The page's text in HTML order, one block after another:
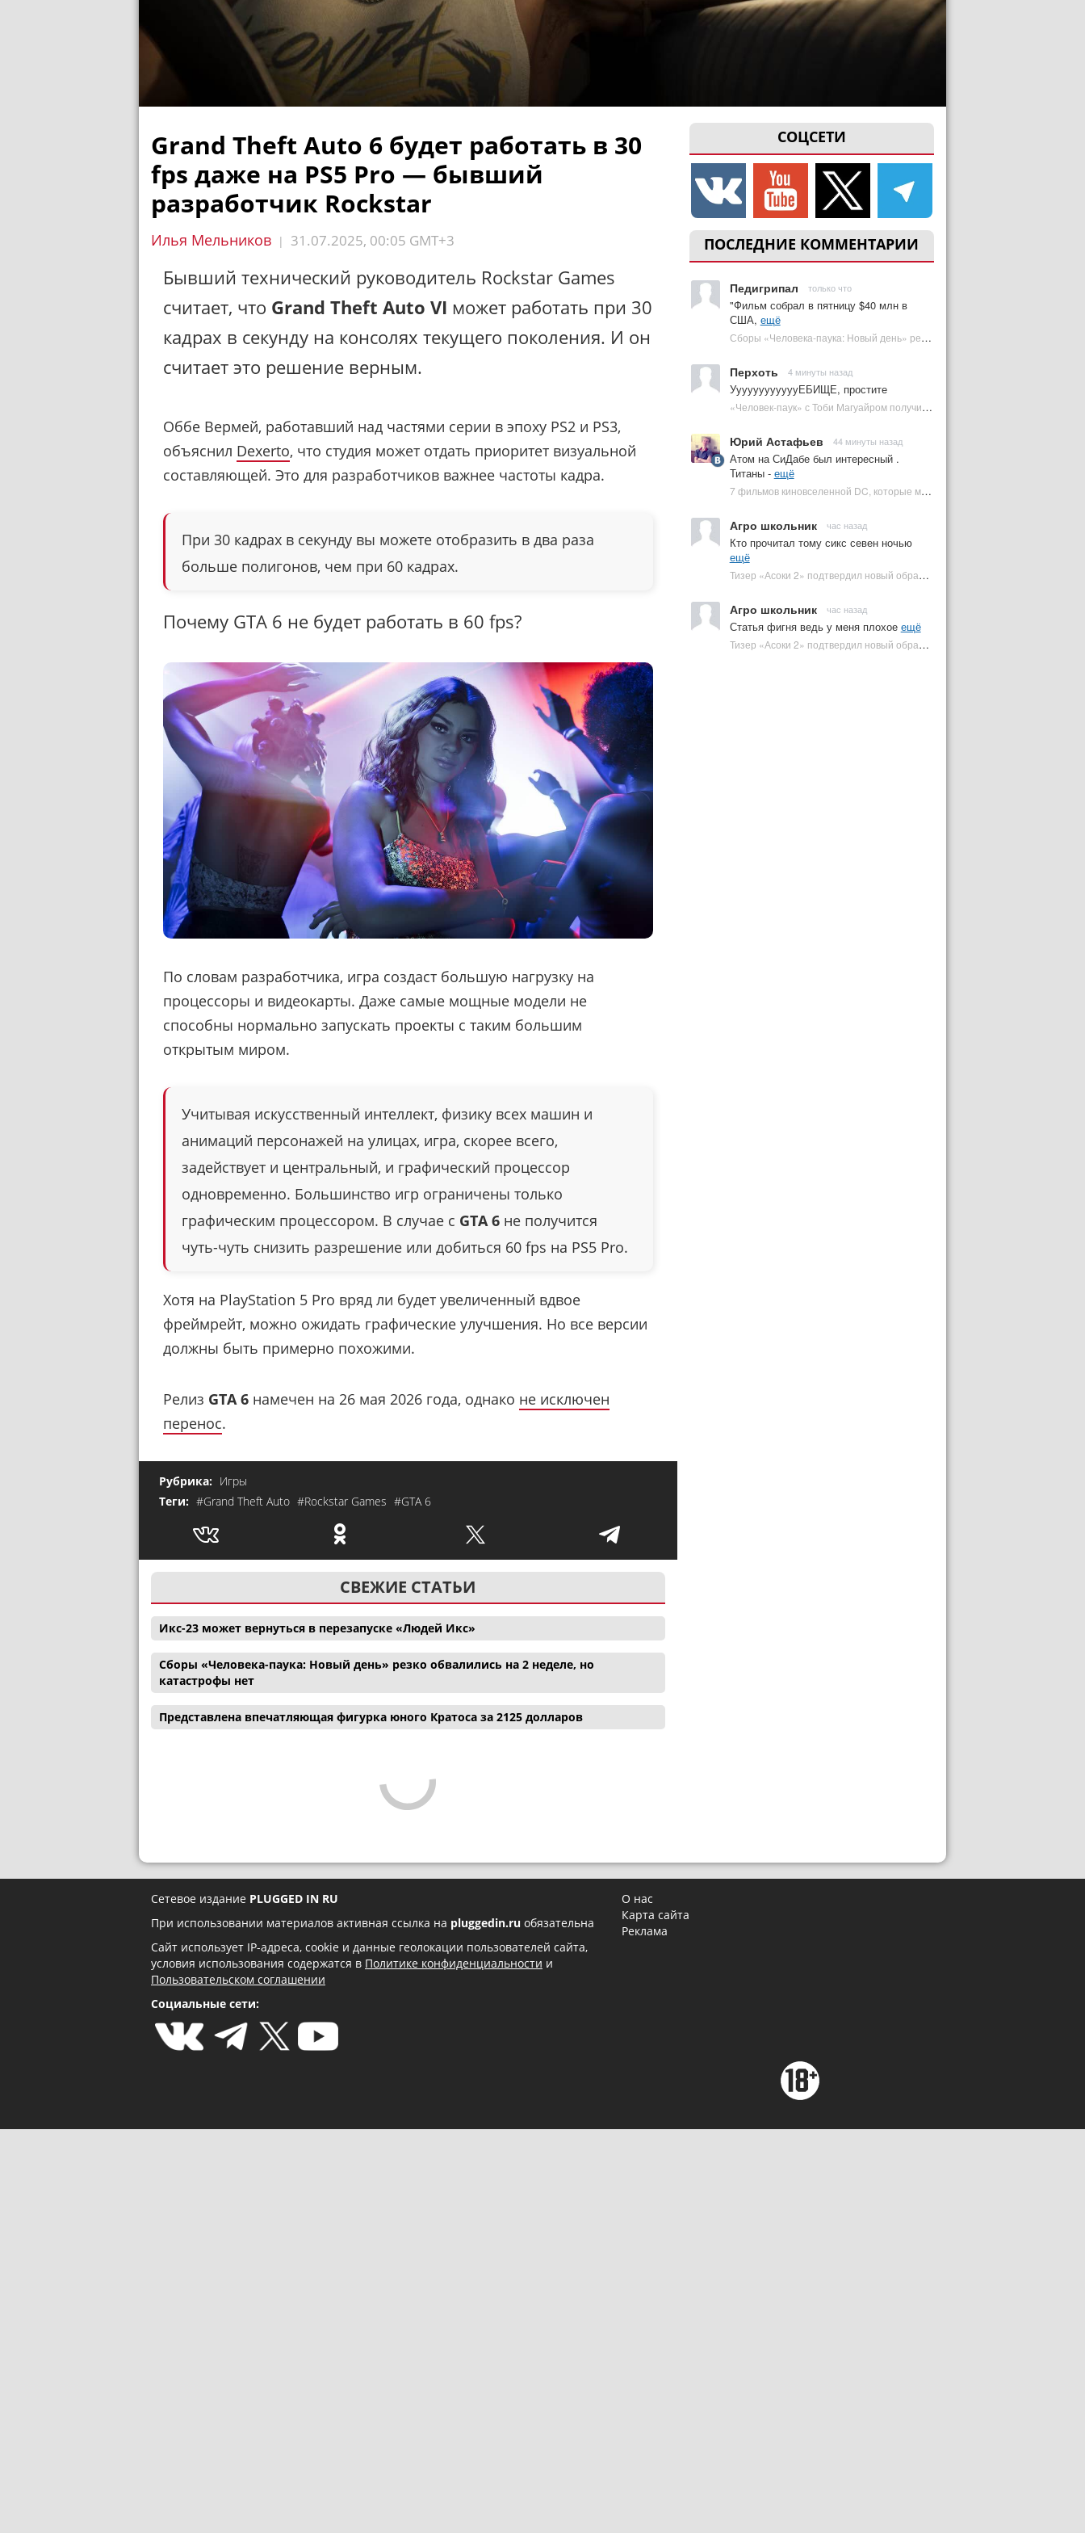
СОЦСЕТИ
ПОСЛЕДНИЕ КОММЕНТАРИИ
Педигрипал только что
"Фильм собрал в пятницу $40 млн в
США, ещё
Сборы «Человека-паука: Новый день» резко обвалились на 2 неделе, но катастрофы нет | Plugged In Ru
Перхоть 4 минуты назад
УуууууууууууЕБИЩЕ, простите
«Человек-паук» с Тоби Магуайром получил новый постер | Plugged In Ru
Юрий Астафьев 44 минуты назад
Атом на СиДабе был интересный .
Титаны - ещё
7 фильмов киновселенной DC, которые может снять Зак Снайдер | Plugged In Ru
Агро школьник час назад
Кто прочитал тому сикс севен ночью
ещё
Тизер «Асоки 2» подтвердил новый образ Энакина Скайуокера | Plugged In Ru
Агро школьник час назад
Статья фигня ведь у меня плохое ещё
Тизер «Асоки 2» подтвердил новый образ Энакина Скайуокера | Plugged In Ru
Grand Theft Auto 6 будет работать в 30
fps даже на PS5 Pro — бывший
разработчик Rockstar
Илья Мельников | 31.07.2025, 00:05 GMT+3
Бывший технический руководитель Rockstar Games
считает, что Grand Theft Auto VI может работать при 30
кадрах в секунду на консолях текущего поколения. И он
считает это решение верным.
Оббе Вермей, работавший над частями серии в эпоху PS2 и PS3,
объяснил Dexerto, что студия может отдать приоритет визуальной
составляющей. Это для разработчиков важнее частоты кадра.
При 30 кадрах в секунду вы можете отобразить в два раза
больше полигонов, чем при 60 кадрах.
Почему GTA 6 не будет работать в 60 fps?
По словам разработчика, игра создаст большую нагрузку на
процессоры и видеокарты. Даже самые мощные модели не
способны нормально запускать проекты с таким большим
открытым миром.
Учитывая искусственный интеллект, физику всех машин и
анимаций персонажей на улицах, игра, скорее всего,
задействует и центральный, и графический процессор
одновременно. Большинство игр ограничены только
графическим процессором. В случае с GTA 6 не получится
чуть-чуть снизить разрешение или добиться 60 fps на PS5 Pro.
Хотя на PlayStation 5 Pro вряд ли будет увеличенный вдвое
фреймрейт, можно ожидать графические улучшения. Но все версии
должны быть примерно похожими.
Релиз GTA 6 намечен на 26 мая 2026 года, однако не исключен
перенос.
Рубрика: Игры
Теги: #Grand Theft Auto #Rockstar Games #GTA 6
СВЕЖИЕ СТАТЬИ
Икс-23 может вернуться в перезапуске «Людей Икс»
Сборы «Человека-паука: Новый день» резко обвалились на 2 неделе, но
катастрофы нет
Представлена впечатляющая фигурка юного Кратоса за 2125 долларов
Сетевое издание PLUGGED IN RU
При использовании материалов активная ссылка на pluggedin.ru обязательна
Сайт использует IP-адреса, cookie и данные геолокации пользователей сайта,
условия использования содержатся в Политике конфиденциальности и
Пользовательском соглашении
Социальные сети:
О нас
Карта сайта
Реклама